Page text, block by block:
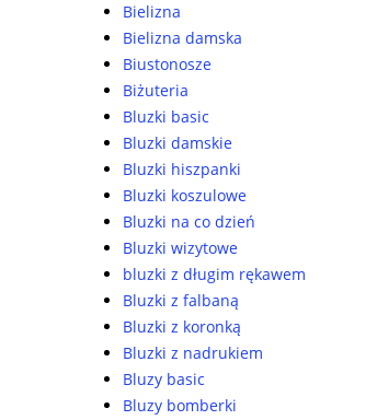
Bielizna
Bielizna damska
Biustonosze
Biżuteria
Bluzki basic
Bluzki damskie
Bluzki hiszpanki
Bluzki koszulowe
Bluzki na co dzień
Bluzki wizytowe
bluzki z długim rękawem
Bluzki z falbaną
Bluzki z koronką
Bluzki z nadrukiem
Bluzy basic
Bluzy bomberki